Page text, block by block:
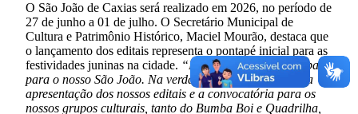
O São João de Caxias será realizado em 2026, no período de
27 de junho a 01 de julho. O Secretário Municipal de
Cultura e Patrimônio Histórico, Maciel Mourão, destaca que
o lançamento dos editais representa o pontapé inicial para as
festividades juninas na cidade. “Esse é um momento ímpar
para o nosso São João. Na verdade, é onde a gente faz a
apresentação dos nossos editais e a convocatória para os
nossos grupos culturais, tanto do Bumba Boi e Quadrilha,